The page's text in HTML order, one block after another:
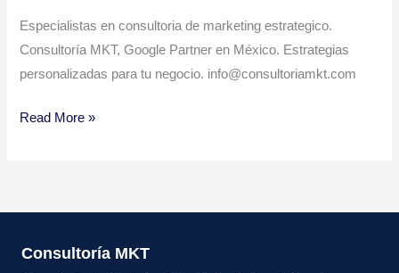
Especialistas en consultoria de marketing estrategico.
Consultoría MKT, Google Partner en México. Estrategias
personalizadas para tu negocio. info@consultoriamkt.com
Read More »
Consultoría MKT